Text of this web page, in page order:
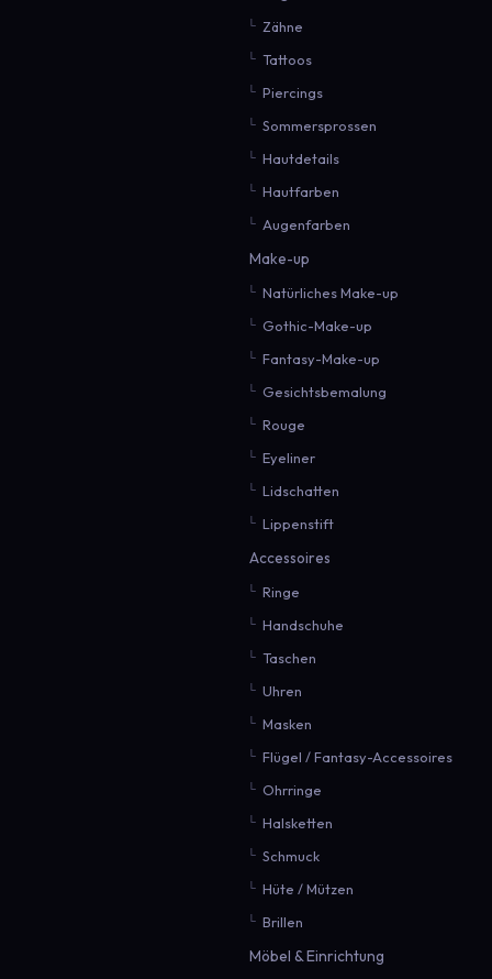
Zähne
Tattoos
Piercings
Sommersprossen
Hautdetails
Hautfarben
Augenfarben
Make-up
Natürliches Make-up
Gothic-Make-up
Fantasy-Make-up
Gesichtsbemalung
Rouge
Eyeliner
Lidschatten
Lippenstift
Accessoires
Ringe
Handschuhe
Taschen
Uhren
Masken
Flügel / Fantasy-Accessoires
Ohrringe
Halsketten
Schmuck
Hüte / Mützen
Brillen
Möbel & Einrichtung